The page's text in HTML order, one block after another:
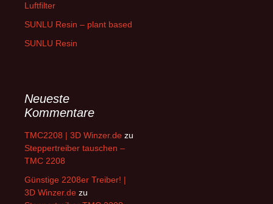
Luftfilter
SUNLU Resin – plant based
SUNLU Resin
Neueste
Kommentare
TMC2208 | 3D Winzer.de zu
Steppertreiber tauschen –
TMC 2208
Günstige 2208er Treiber! |
3D Winzer.de zu